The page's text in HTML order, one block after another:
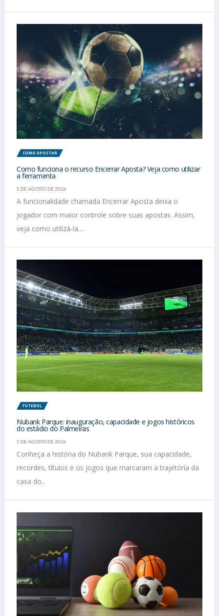
COMO APOSTAR
Como funciona o recurso Encerrar Aposta? Veja como utilizar
a ferramenta
5 DE AGOSTO DE 2026
A funcionalidade chamada Encerrar Aposta deixa o
jogador com maior controle sobre suas apostas. Assim,
veja como utilizá-la....
FUTEBOL
Nubank Parque: inauguração, capacidade e jogos históricos
do estádio do Palmeiras
5 DE AGOSTO DE 2026
Conheça a história do Nubank Parque, sua capacidade,
recordes, títulos e os jogos que marcaram a trajetória da
casa do...